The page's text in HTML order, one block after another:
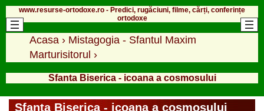
www.resurse-ortodoxe.ro - Predici, rugăciuni, filme, cărți, conferințe
ortodoxe
Acasa › Mistagogia - Sfantul Maxim
Marturisitorul ›
Sfanta Biserica - icoana a cosmosului
Sfanta Biserica - icoana a cosmosului